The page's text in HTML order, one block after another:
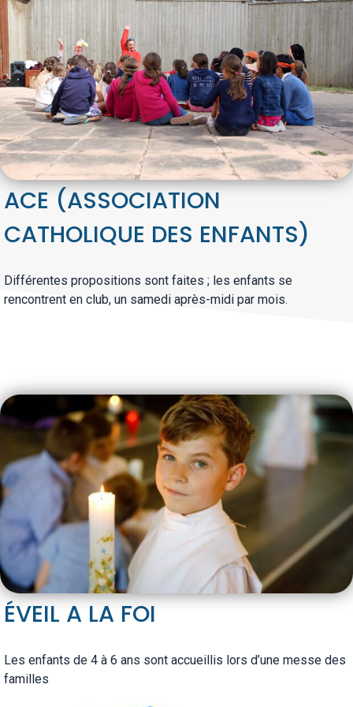
ACE (ASSOCIATION
CATHOLIQUE DES ENFANTS)
Différentes propositions sont faites ; les enfants se
rencontrent en club, un samedi après-midi par mois.
ÉVEIL A LA FOI
Les enfants de 4 à 6 ans sont accueillis lors d’une messe des
familles